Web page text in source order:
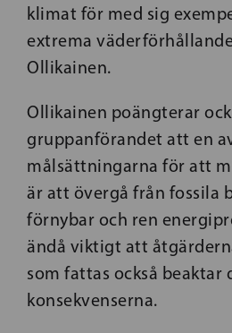
klimat för med sig
extrema
Ollikainen.
Ollikainen poängterar
gruppanförandet att en
målsättningarna för att
är att övergå från fossila
förnybar och ren
ändå viktigt att
som fattas också beaktar
konsekvenserna.